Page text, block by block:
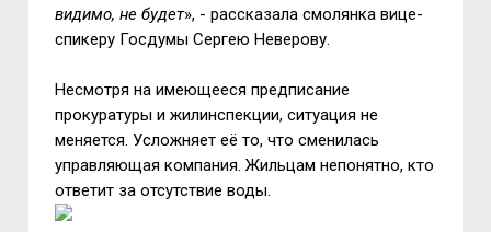
видимо, не будет», - рассказала смолянка вице-
спикеру Госдумы Сергею Неверову.
Несмотря на имеющееся предписание
прокуратуры и жилинспекции, ситуация не
меняется. Усложняет её то, что сменилась
управляющая компания. Жильцам непонятно, кто
ответит за отсутствие воды.